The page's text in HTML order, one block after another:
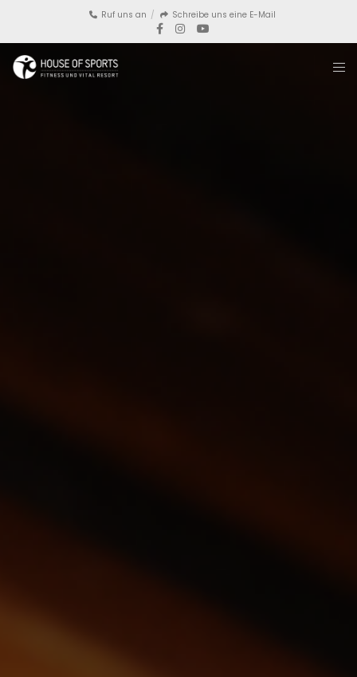
Ruf uns an Schreibe uns eine E-Mail